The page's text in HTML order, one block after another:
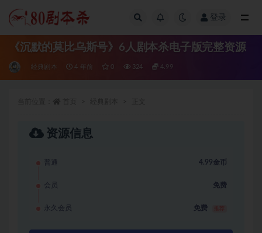
登录
《沉默的莫比乌斯号》6人剧本杀电子版完整资源
经典剧本 4 年前 0 324 4.99
资源信息
普通 4.99金币
会员 免费
永久会员 免费